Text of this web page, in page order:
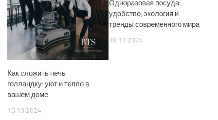
Как сложить печь
голландку: уют и тепло в
вашем доме
15.10.2024
Одноразовая посуда:
удобство, экология и
тренды современного мира
18.12.2024